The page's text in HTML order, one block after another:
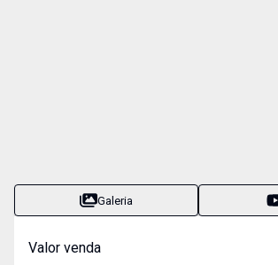
Galeria
Valor venda